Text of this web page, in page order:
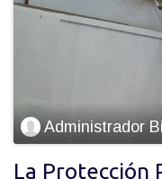
Administrador
La Protección